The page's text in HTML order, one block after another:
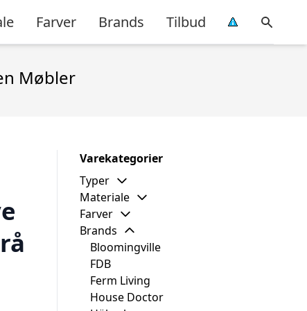
Farver Brands Tilbud
Møbler
Varekategorier
Typer
Materiale
Farver
Brands
Bloomingville
FDB
Ferm Living
House Doctor